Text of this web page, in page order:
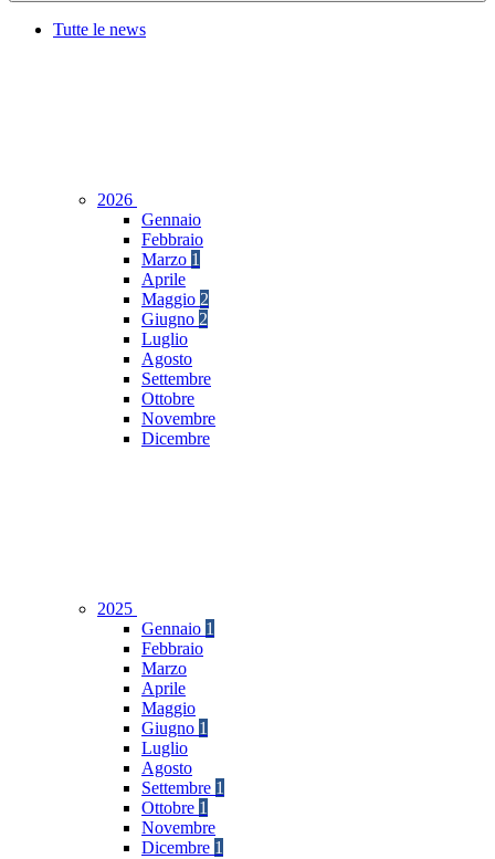
Tutte le news
2026
Gennaio
Febbraio
Marzo 1
Aprile
Maggio 2
Giugno 2
Luglio
Agosto
Settembre
Ottobre
Novembre
Dicembre
2025
Gennaio 1
Febbraio
Marzo
Aprile
Maggio
Giugno 1
Luglio
Agosto
Settembre 1
Ottobre 1
Novembre
Dicembre 1